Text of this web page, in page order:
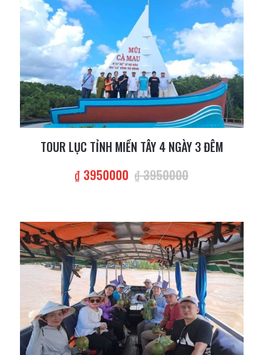
TOUR LỤC TỈNH MIỀN TÂY 4 NGÀY 3 ĐÊM
₫ 3950000 ₫ 3950000